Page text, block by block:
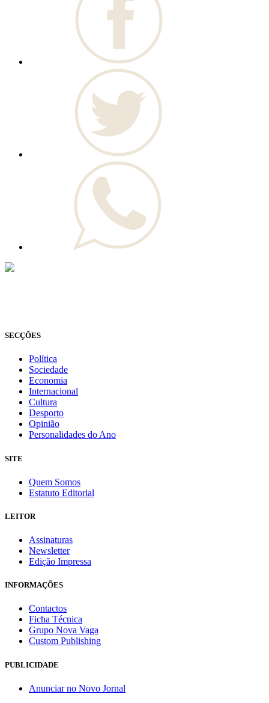
SECÇÕES
Política
Sociedade
Economia
Internacional
Cultura
Desporto
Opinião
Personalidades do Ano
SITE
Quem Somos
Estatuto Editorial
LEITOR
Assinaturas
Newsletter
Edição Impressa
INFORMAÇÕES
Contactos
Ficha Técnica
Grupo Nova Vaga
Custom Publishing
PUBLICIDADE
Anunciar no Novo Jornal